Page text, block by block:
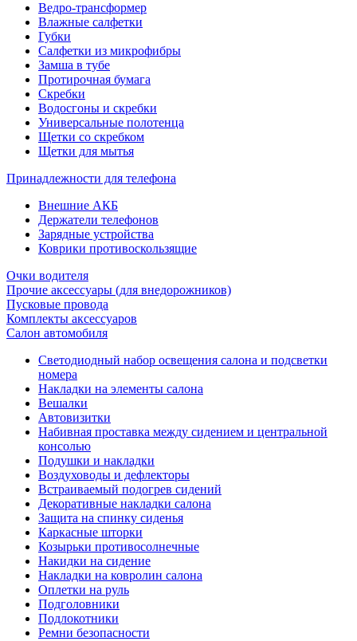
Ведро-трансформер
Влажные салфетки
Губки
Салфетки из микрофибры
Замша в тубе
Протирочная бумага
Скребки
Водосгоны и скребки
Универсальные полотенца
Щетки со скребком
Щетки для мытья
Принадлежности для телефона
Внешние АКБ
Держатели телефонов
Зарядные устройства
Коврики противоскользящие
Очки водителя
Прочие аксессуары (для внедорожников)
Пусковые провода
Комплекты аксессуаров
Салон автомобиля
Светодиодный набор освещения салона и подсветки
номера
Накладки на элементы салона
Вешалки
Автовизитки
Набивная проставка между сидением и центральной
консолью
Подушки и накладки
Воздуховоды и дефлекторы
Встраиваемый подогрев сидений
Декоративные накладки салона
Защита на спинку сиденья
Каркасные шторки
Козырьки противосолнечные
Накидки на сидение
Накладки на ковролин салона
Оплетки на руль
Подголовники
Подлокотники
Ремни безопасности